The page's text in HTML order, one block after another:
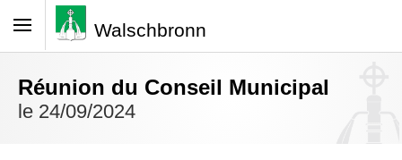
Walschbronn
Réunion du Conseil Municipal
le 24/09/2024